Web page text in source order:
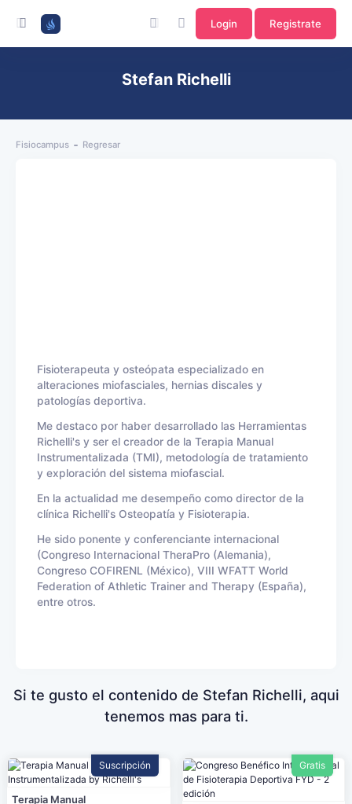
Login Registrate
Stefan Richelli
Fisiocampus Regresar
Fisioterapeuta y osteópata especializado en
alteraciones miofasciales, hernias discales y
patologías deportiva.
Me destaco por haber desarrollado las Herramientas
Richelli's y ser el creador de la Terapia Manual
Instrumentalizada (TMI), metodología de tratamiento
y exploración del sistema miofascial.
En la actualidad me desempeño como director de la
clínica Richelli's Osteopatía y Fisioterapia.
He sido ponente y conferenciante internacional
(Congreso Internacional TheraPro (Alemania),
Congreso COFIRENL (México), VIII WFATT World
Federation of Athletic Trainer and Therapy (España),
entre otros.
Si te gusto el contenido de Stefan Richelli, aqui
tenemos mas para ti.
Suscripción
Terapia Manual
Gratis